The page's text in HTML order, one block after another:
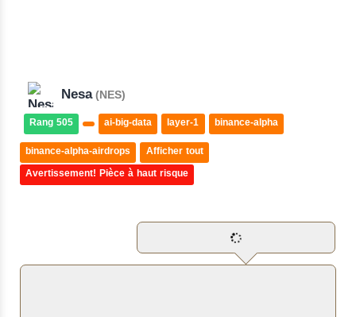
Nesa(NES)
Rang 505 ai-big-data layer-1 binance-alpha
binance-alpha-airdrops
Afficher tout
Avertissement! Pièce à haut risque